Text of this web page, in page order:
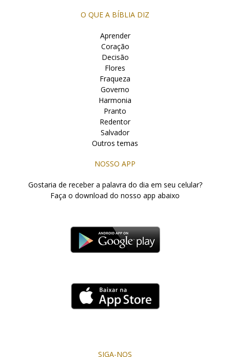
O QUE A BÍBLIA DIZ
Aprender
Coração
Decisão
Flores
Fraqueza
Governo
Harmonia
Pranto
Redentor
Salvador
Outros temas
NOSSO APP
Gostaria de receber a palavra do dia em seu celular?
Faça o download do nosso app abaixo
SIGA-NOS